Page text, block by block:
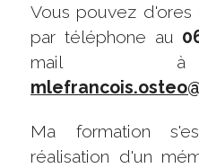
Vous pouvez
par téléphone au
Ma formation
réalisation d'un